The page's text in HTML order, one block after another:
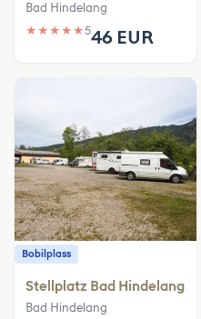
Bad Hindelang
★ ★ ★ ★ ★546 EUR
Bobilplass
Stellplatz Bad Hindelang
Bad Hindelang